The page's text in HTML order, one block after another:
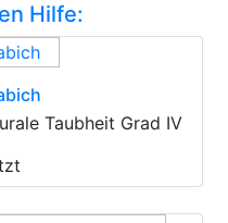
Hilfe:
Taubheit Grad IV